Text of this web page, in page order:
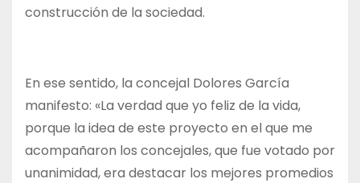
construcción de la sociedad.
En ese sentido, la concejal Dolores García
manifesto: «La verdad que yo feliz de la vida,
porque la idea de este proyecto en el que me
acompañaron los concejales, que fue votado por
unanimidad, era destacar los mejores promedios